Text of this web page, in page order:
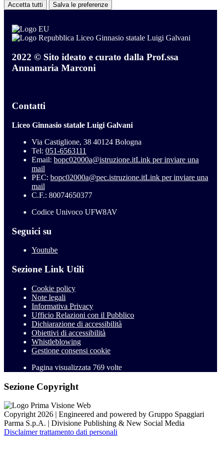
Accetta tutti Salva le preferenze
Liceo Ginnasio statale Luigi Galvani
2022 © Sito ideato e curato dalla Prof.ssa
Annamaria Marconi
Contatti
Liceo Ginnasio statale Luigi Galvani
Via Castiglione, 38 40124 Bologna
Tel: 051-6563111
Email: bopc02000a@istruzione.itLink per inviare una
mail
PEC: bopc02000a@pec.istruzione.itLink per inviare una
mail
C.F.: 80074650377
Codice Univoco UFW8AV
Seguici su
Youtube
Sezione Link Utili
Cookie policy
Note legali
Informativa Privacy
Ufficio Relazioni con il Pubblico
Dichiarazione di accessibilità
Obiettivi di accessibilità
Whistleblowing
Gestione consensi cookie
Pagina visualizzata 769 volte
Sezione Copyright
Copyright 2026 | Engineered and powered by Gruppo Spaggiari
Parma S.p.A. | Divisione Publishing & New Social Media
Disclaimer trattamento dati personali